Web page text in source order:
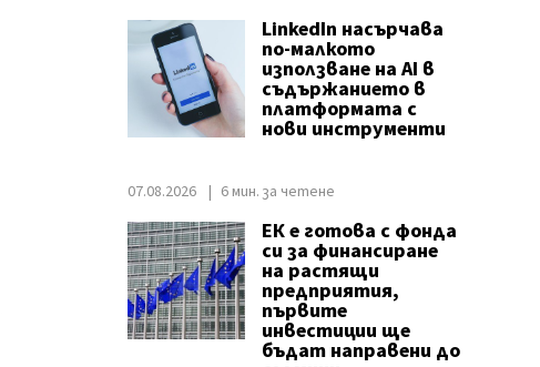
LinkedIn насърчава
по-малкото
използване на AI в
съдържанието в
платформата с
нови инструменти
07.08.2026 6 мин. за четене
ЕК е готова с фонда
си за финансиране
на растящи
предприятия,
първите
инвестиции ще
бъдат направени до